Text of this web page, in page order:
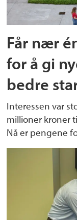
Får nær
for å gi
bedre
Interessen var
millioner kroner
Nå er pengene